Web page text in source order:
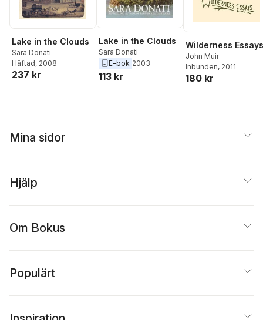
Lake in the Clouds
Sara Donati
Häftad, 2008
237 kr
Lake in the Clouds
Sara Donati
E-bok 2003
113 kr
Wilderness Essays
John Muir
Inbunden, 2011
180 kr
Mina sidor
Hjälp
Om Bokus
Populärt